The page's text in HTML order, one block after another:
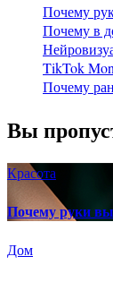
Почему
Почему в
TikTok
Почему
Вы
Красота
Почему руки
Дом